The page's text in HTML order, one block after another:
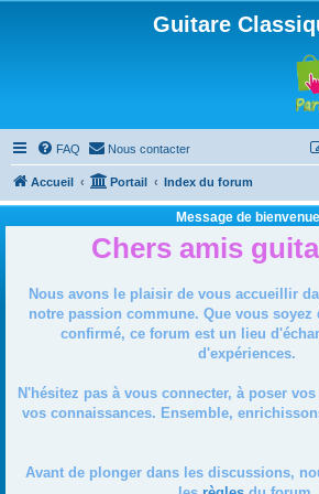
Guitare
FAQ Nous contacter
Accueil Portail Index du forum
Message de bienvenue
Chers amis
Nous avons le plaisir de vous accueillir
notre passion commune. Que vous
confirmé, ce forum est un lieu
d'expériences.
N'hésitez pas à vous connecter, à poser
vos connaissances. Ensemble,
Avant de plonger dans les discussions,